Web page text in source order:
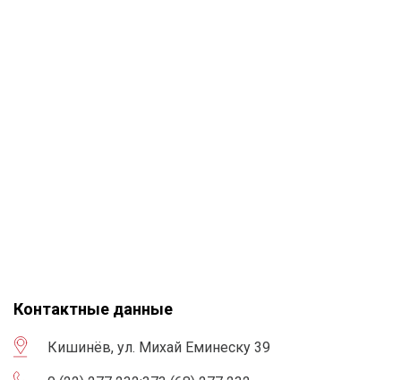
Контактные данные
Кишинёв, ул. Михай Еминеску 39